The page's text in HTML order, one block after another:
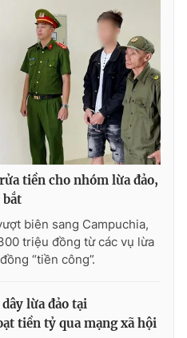
tiền cho nhóm lừa đảo,
bắt
biên sang Campuchia,
triệu đồng từ các vụ lừa
“tiền công”.
lừa đảo tại
tiền tỷ qua mạng xã hội